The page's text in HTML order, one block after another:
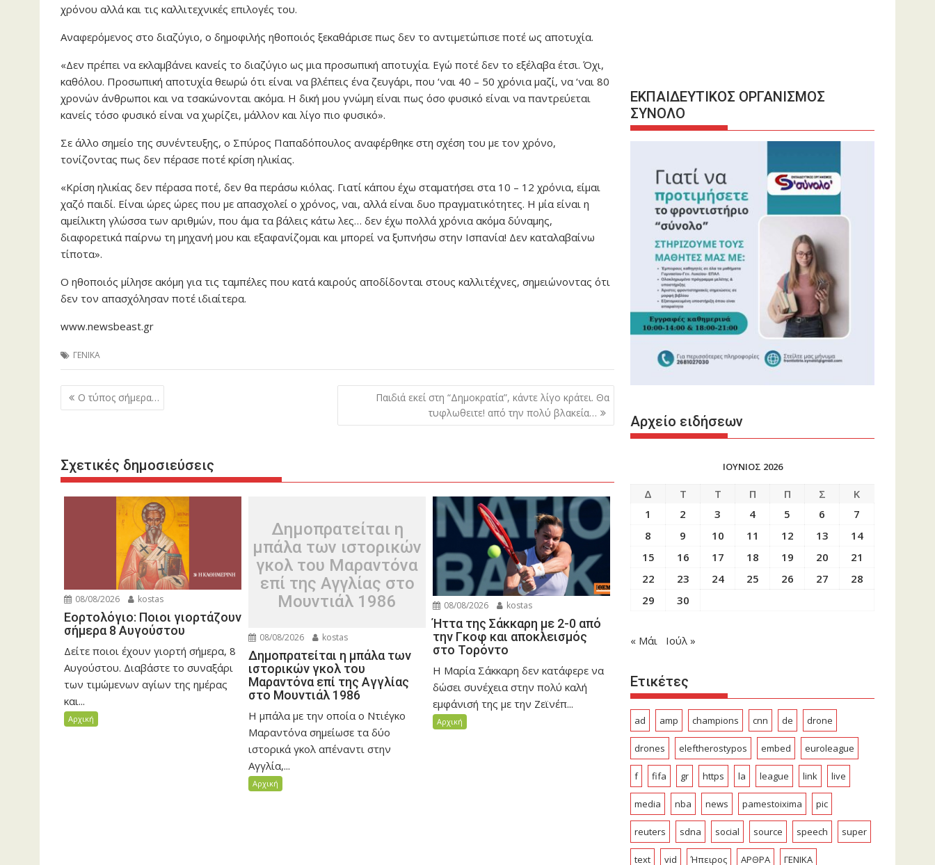
χρόνου αλλά και τις καλλιτεχνικές επιλογές του.
Αναφερόμενος στο διαζύγιο, ο δημοφιλής ηθοποιός ξεκαθάρισε πως δεν το αντιμετώπισε ποτέ ως αποτυχία.
«Δεν πρέπει να εκλαμβάνει κανείς το διαζύγιο ως μια προσωπική αποτυχία. Εγώ ποτέ δεν το εξέλαβα έτσι. Όχι,
καθόλου. Προσωπική αποτυχία θεωρώ ότι είναι να βλέπεις ένα ζευγάρι, που ‘ναι 40 – 50 χρόνια μαζί, να ‘ναι 80
χρονών άνθρωποι και να τσακώνονται ακόμα. Η δική μου γνώμη είναι πως όσο φυσικό είναι να παντρεύεται
κανείς τόσο φυσικό είναι να χωρίζει, μάλλον και λίγο πιο φυσικό».
Σε άλλο σημείο της συνέντευξης, ο Σπύρος Παπαδόπουλος αναφέρθηκε στη σχέση του με τον χρόνο,
τονίζοντας πως δεν πέρασε ποτέ κρίση ηλικίας.
«Κρίση ηλικίας δεν πέρασα ποτέ, δεν θα περάσω κιόλας. Γιατί κάπου έχω σταματήσει στα 10 – 12 χρόνια, είμαι
χαζό παιδί. Είναι ώρες ώρες που με απασχολεί ο χρόνος, ναι, αλλά είναι δυο πραγματικότητες. Η μία είναι η
αμείλικτη γλώσσα των αριθμών, που άμα τα βάλεις κάτω λες… δεν έχω πολλά χρόνια ακόμα δύναμης,
διαφορετικά παίρνω τη μηχανή μου και εξαφανίζομαι και μπορεί να ξυπνήσω στην Ισπανία! Δεν καταλαβαίνω
τίποτα».
Ο ηθοποιός μίλησε ακόμη για τις ταμπέλες που κατά καιρούς αποδίδονται στους καλλιτέχνες, σημειώνοντας ότι
δεν τον απασχόλησαν ποτέ ιδιαίτερα.
www.newsbeast.gr
ΓΕΝΙΚΑ
Πλοήγηση
άρθρων
Ο τύπος σήμερα…
Παιδιά εκεί στη “Δημοκρατία”, κάντε λίγο κράτει. Θα
τυφλωθειτε! από την πολύ βλακεία…
Σχετικές δημοσιεύσεις
08/08/2026 kostas
Εορτολόγιο: Ποιοι γιορτάζουν
σήμερα 8 Αυγούστου
Δείτε ποιοι έχουν γιορτή σήμερα, 8
Αυγούστου. Διαβάστε το συναξάρι
των τιμώμενων αγίων της ημέρας
και...
Αρχική
Δημοπρατείται η
μπάλα των ιστορικών
γκολ του Μαραντόνα
επί της Αγγλίας στο
Μουντιάλ 1986
08/08/2026 kostas
Δημοπρατείται η μπάλα των
ιστορικών γκολ του
Μαραντόνα επί της Αγγλίας
στο Μουντιάλ 1986
Η μπάλα με την οποία ο Ντιέγκο
Μαραντόνα σημείωσε τα δύο
ιστορικά γκολ απέναντι στην
Αγγλία,...
Αρχική
08/08/2026 kostas
Ήττα της Σάκκαρη με 2-0 από
την Γκοφ και αποκλεισμός
στο Τορόντο
Η Μαρία Σάκκαρη δεν κατάφερε να
δώσει συνέχεια στην πολύ καλή
εμφάνισή της με την Ζεϊνέπ...
Αρχική
ΕΚΠΑΙΔΕΥΤΙΚΟΣ ΟΡΓΑΝΙΣΜΟΣ
ΣΥΝΟΛΟ
Αρχείο ειδήσεων
ΙΟΥΝΙΟΣ 2026
Δ Τ Τ Π Π Σ
Κ
1
2 3 4 5 6
7
8
9 10 11 12 13
14
15
16 17 18 19 20
21
22
23 24 25 26 27
28
29
30
« Μάι Ιούλ »
Ετικέτες
ad amp champions cnn de drone
drones eleftherostypos embed euroleague
f fifa gr https la league link live
media nba news pamestoixima pic
reuters sdna social source speech super
text vid Ήπειρος ΑΡΘΡΑ ΓΕΝΙΚΑ